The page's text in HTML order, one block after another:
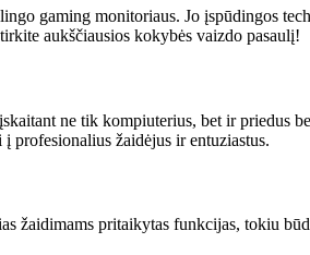
gaming monitoriaus. Jo įspūdingos
aukščiausios kokybės vaizdo pasaulį!
ne tik kompiuterius, bet ir priedus
žaidėjus ir entuziastus.
žaidimams pritaikytas funkcijas, tokiu